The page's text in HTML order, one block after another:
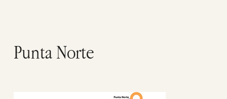
Punta Norte